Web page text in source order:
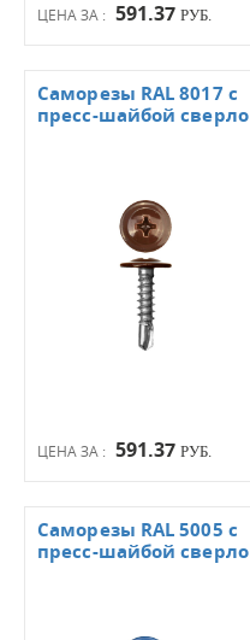
ЦЕНА ЗА : 591.37 РУБ.
ЦЕНА ЗА : 591.37 РУБ.
Саморезы RAL 8017 с
пресс-шайбой сверло
Саморезы RAL 5005 с
пресс-шайбой сверло